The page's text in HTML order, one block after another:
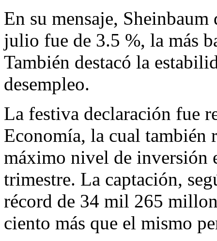
En su mensaje,
julio fue de 3.5 %, la más
También destacó la
desempleo.
La festiva declaración fue
Economía, la cual también
máximo nivel de inversión
trimestre. La captación,
récord de 34 mil 265
ciento más que el mismo